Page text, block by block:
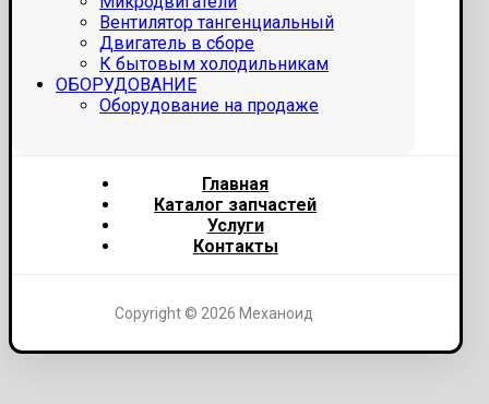
Вентилятор тангенциальный
Двигатель в сборе
К бытовым холодильникам
ОБОРУДОВАНИЕ
Оборудование на продаже
Главная
Каталог запчастей
Услуги
Контакты
Copyright © 2026 Механоид